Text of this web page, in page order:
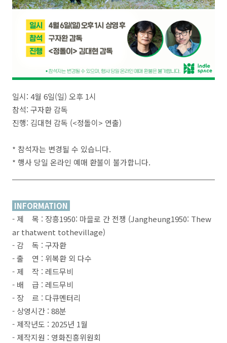
일시: 4월 6일(일) 오후 1시
참석: 구자환 감독
진행: 김대현 감독 (<정돌이> 연출)
* 참석자는 변경될 수 있습니다.
* 행사 당일 온라인 예매 환불이 불가합니다.
INFORMATION
- 제 목 : 장흥1950: 마을로 간 전쟁 (Jangheung1950: Thew
ar thatwent tothevillage)
- 감 독 : 구자환
- 출 연 : 위복환 외 다수
- 제 작 : 레드무비
- 배 급 : 레드무비
- 장 르 : 다큐멘터리
- 상영시간 : 88분
- 제작년도 : 2025년 1월
- 제작지원 : 영화진흥위원회